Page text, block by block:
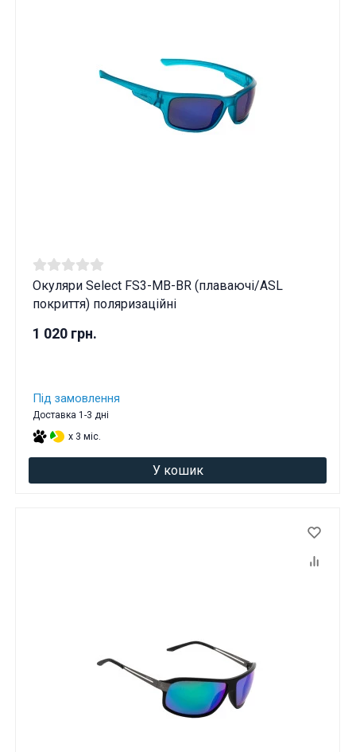
Окуляри Select FS3-MB-BR (плаваючі/ASL
покриття) поляризаційні
1 020 грн.
Під замовлення
Доставка 1-3 дні
x 3 міс.
У кошик